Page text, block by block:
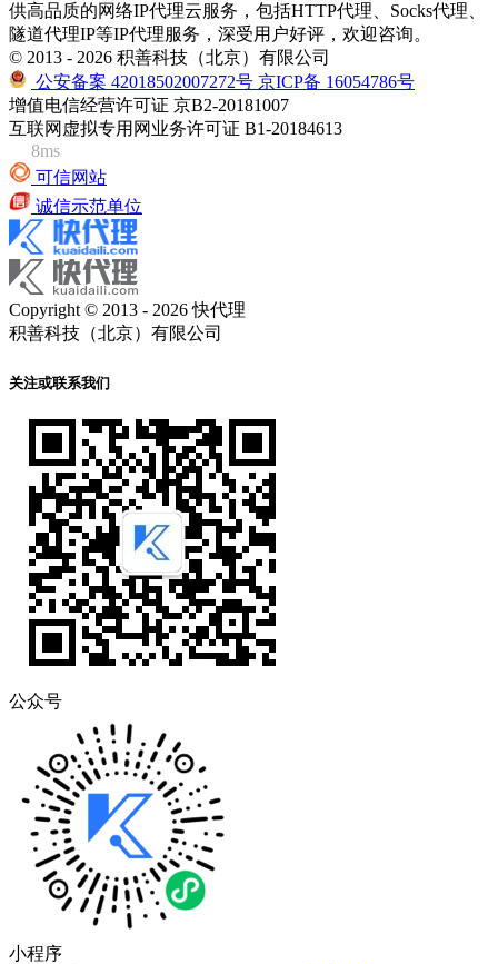
供高品质的网络IP代理云服务，包括HTTP代理、Socks代理、
隧道代理IP等IP代理服务，深受用户好评，欢迎咨询。
© 2013 - 2026 积善科技（北京）有限公司
公安备案 42018502007272号 京ICP备 16054786号
增值电信经营许可证 京B2-20181007
互联网虚拟专用网业务许可证 B1-20184613
8ms
可信网站
诚信示范单位
Copyright © 2013 - 2026 快代理
积善科技（北京）有限公司
关注或联系我们
公众号
小程序